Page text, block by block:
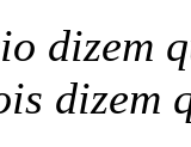
dizem
dizem